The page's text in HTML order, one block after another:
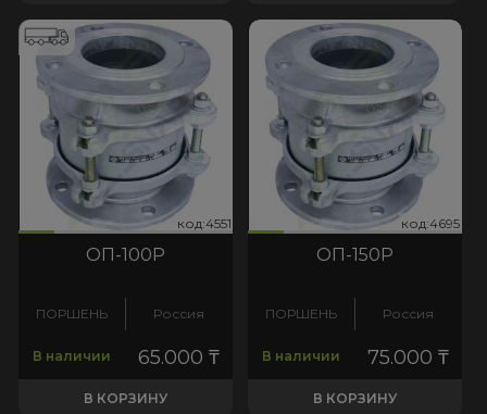
код:4551 код:4551
ОП-100Р
ПОРШЕНЬ Россия
В наличии 65.000₸
В КОРЗИНУ
код:4695 код:4695
ОП-150Р
ПОРШЕНЬ Россия
В наличии 75.000₸
В КОРЗИНУ